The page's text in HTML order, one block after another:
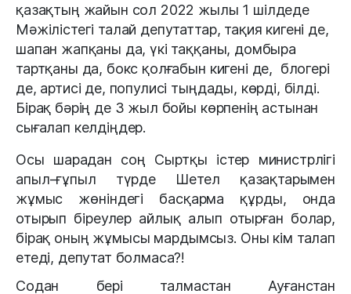
қазақтың жайын сол 2022 жылы 1 шілдеде
Мәжілістегі талай депутаттар, тақия кигені де,
шапан жапқаны да, үкі таққаны, домбыра
тартқаны да, бокс қолғабын кигені де, блогері
де, артисі де, популисі тыңдады, көрді, білді.
Бірақ бәрің де 3 жыл бойы көрпенің астынан
сығалап келдіңдер.
Осы шарадан соң Сыртқы істер министрлігі
апыл-ғұпыл түрде Шетел қазақтарымен
жұмыс жөніндегі басқарма құрды, онда
отырып біреулер айлық алып отырған болар,
бірақ оның жұмысы мардымсыз. Оны кім талап
етеді, депутат болмаса?!
Содан бері талмастан Ауғанстан